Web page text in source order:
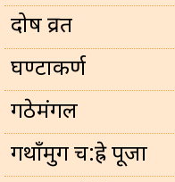
प्रदोष व्रत
घण्टाकर्ण
गठेमंगल
गथाँमुग च:ह्रे पूजा